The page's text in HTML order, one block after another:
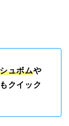
ュボムや
クイック